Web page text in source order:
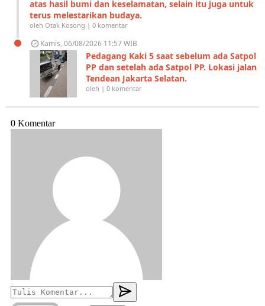
atas hasil bumi dan keselamatan, selain itu juga untuk
terus melestarikan budaya.
oleh Otak Kosong | 0 komentar
Kamis, 06/08/2026 11:57 WIB
Pedagang Kaki 5 saat sebelum ada Satpol
PP dan setelah ada Satpol PP. Lokasi jalan
Tendean Jakarta Selatan.
oleh | 0 komentar